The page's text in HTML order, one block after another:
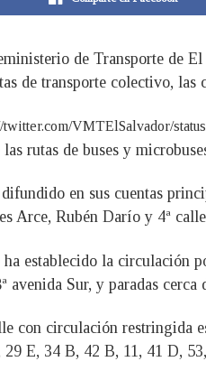
de Transporte de
de transporte colectivo, las
twitter.com/VMTElSalvador/
las rutas de buses y
en sus cuentas
Arce, Rubén Darío y 4ª
establecido la circulación
avenida Sur, y paradas
con circulación restringida
E, 34 B, 42 B, 11, 41 D,